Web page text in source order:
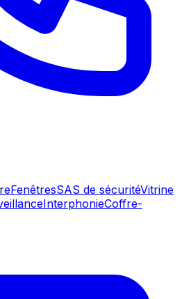
FenêtresSAS de sécuritéVitrine
InterphonieCoffre-